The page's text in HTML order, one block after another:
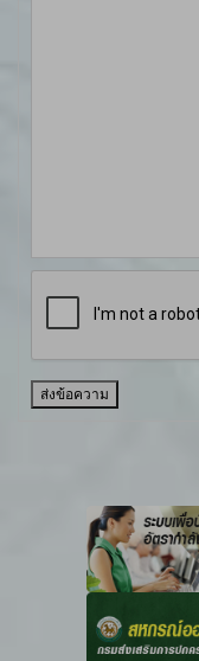
ส่งข้อความ